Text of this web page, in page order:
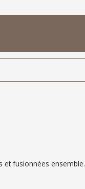
et fusionnées ensemble.